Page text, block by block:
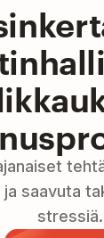
saavuta
stressiä.